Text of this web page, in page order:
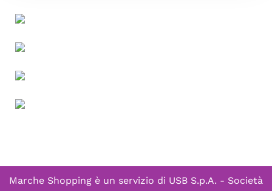
Marche Shopping è un servizio di USB S.p.A. - Società